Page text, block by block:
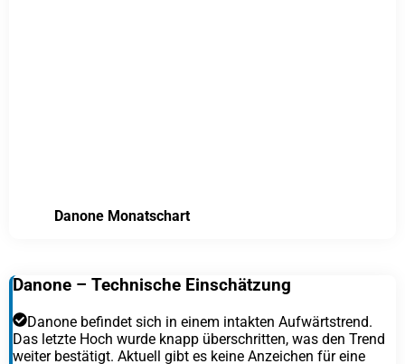
Danone Monatschart
Danone – Technische Einschätzung
Danone befindet sich in einem intakten Aufwärtstrend.
Das letzte Hoch wurde knapp überschritten, was den Trend
weiter bestätigt. Aktuell gibt es keine Anzeichen für eine